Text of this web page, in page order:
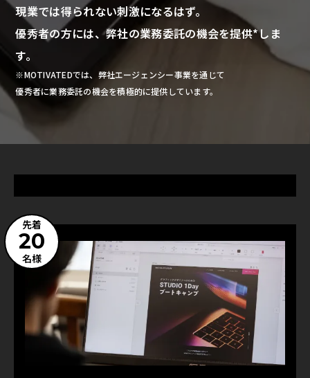
現業では得られない刺激になるはず。
優秀者の方には、弊社の業務委託の機会を提供*しま
す。
※MOTIVATEDでは、弊社エージェンシー事業を通じて
優秀者に業務委託の機会を積極的に提供しています。
先着
20
名様